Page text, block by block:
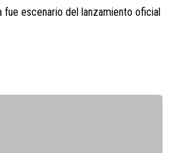
fue escenario del lanzamiento oficial